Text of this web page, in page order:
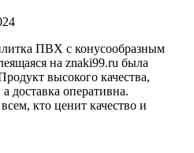
ПВХ с конусообразным
на znaki99.ru была
высокого качества,
доставка оперативна.
кто ценит качество и